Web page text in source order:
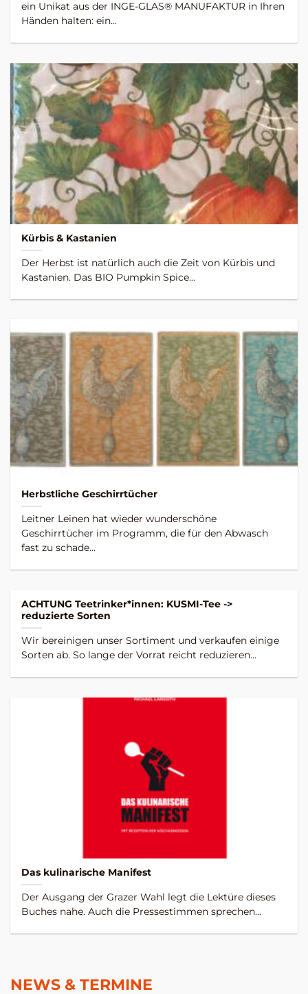
NEWS & TERMINE
ein Unikat aus der INGE-GLAS® MANUFAKTUR in Ihren
Händen halten: ein...
Kürbis & Kastanien
Der Herbst ist natürlich auch die Zeit von Kürbis und
Kastanien. Das BIO Pumpkin Spice...
Herbstliche Geschirrtücher
Leitner Leinen hat wieder wunderschöne
Geschirrtücher im Programm, die für den Abwasch
fast zu schade...
ACHTUNG Teetrinker*innen: KUSMI-Tee ->
reduzierte Sorten
Wir bereinigen unser Sortiment und verkaufen einige
Sorten ab. So lange der Vorrat reicht reduzieren...
Das kulinarische Manifest
Der Ausgang der Grazer Wahl legt die Lektüre dieses
Buches nahe. Auch die Pressestimmen sprechen...